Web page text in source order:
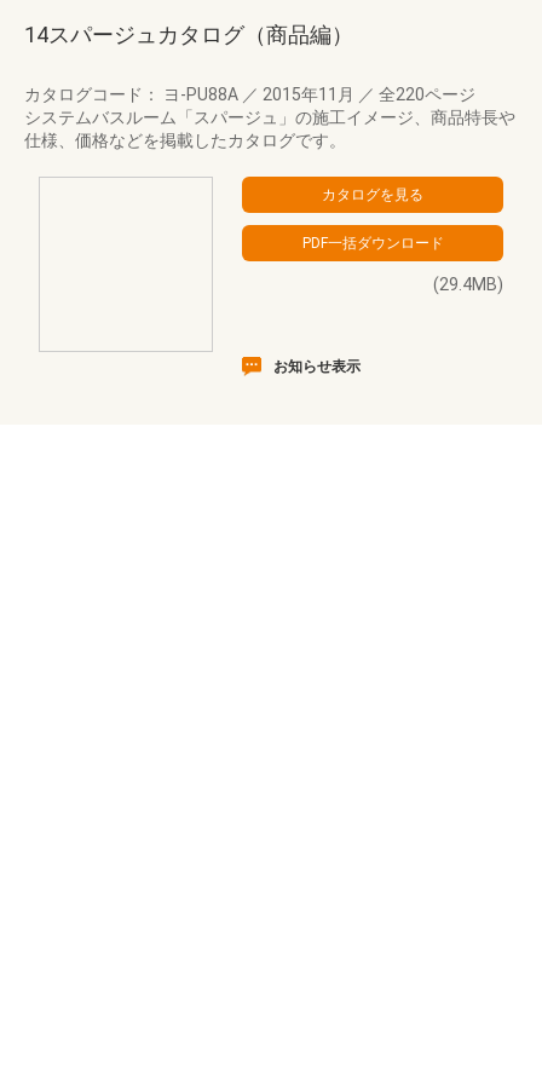
14スパージュカタログ（商品編）
カタログコード： ヨ-PU88A ／ 2015年11月 ／ 全220ページ
システムバスルーム「スパージュ」の施工イメージ、商品特長や
仕様、価格などを掲載したカタログです。
(29.4MB)
お知らせ表示